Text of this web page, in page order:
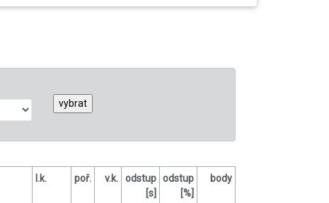
l.k. poř. v.k.
odstup
[s]
odstup
[%]
body